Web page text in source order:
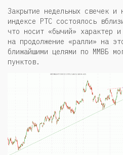
Закрытие недельных свечек
индексе РТС состоялось
что носит «бычий» характер
на продолжение «ралли» на
ближайшими целями по ММВБ
пунктов.